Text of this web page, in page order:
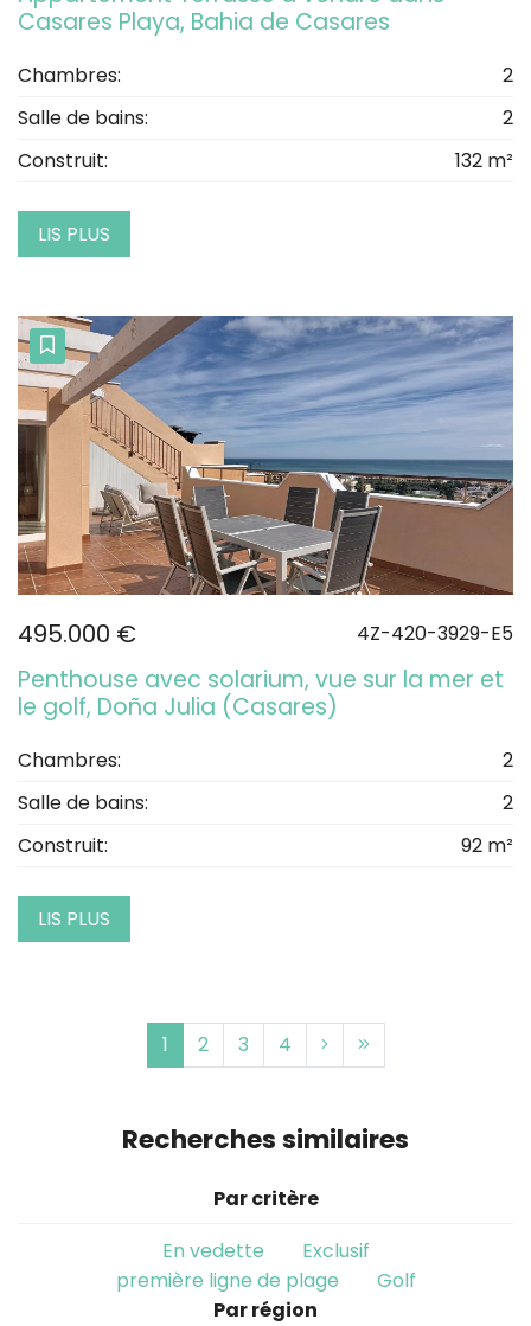
Casares Playa, Bahia de Casares
Chambres:
2
Salle de bains:
2
Construit:
132 m²
LIS PLUS
495.000 € 4Z-420-3929-E5
Penthouse avec solarium, vue sur la mer et
le golf, Doña Julia (Casares)
Chambres:
2
Salle de bains:
2
Construit:
92 m²
LIS PLUS
1 2 3 4
Recherches similaires
Par critère
En vedette
Exclusif
première ligne de plage
Golf
Par région